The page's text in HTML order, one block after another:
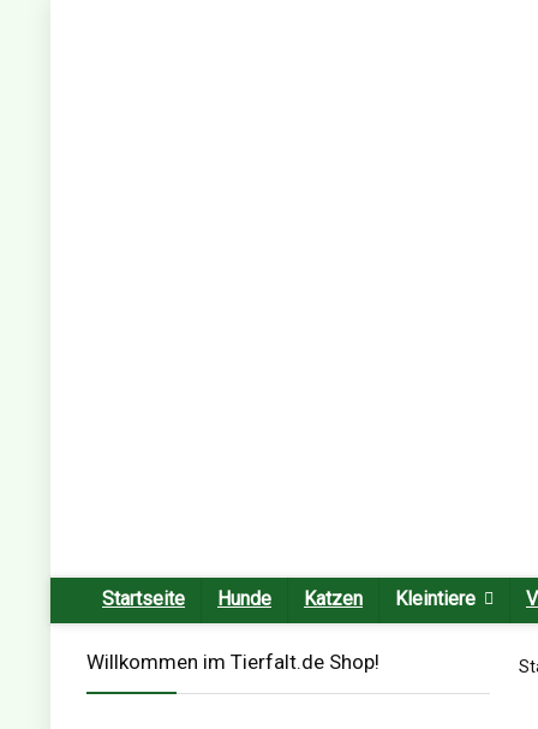
Startseite Hunde Katzen Kleintiere
Willkommen im Tierfalt.de Shop!